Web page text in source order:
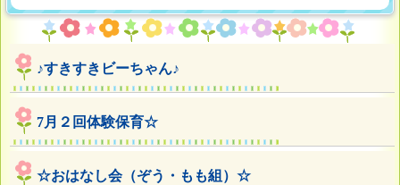
♪すきすきビーちゃん♪
7月２回体験保育☆
☆おはなし会（ぞう・もも組）☆